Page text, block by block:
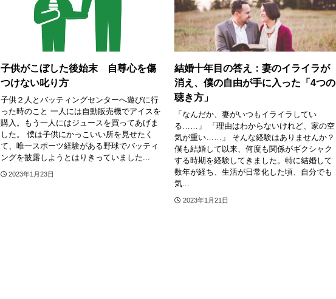
子供がこぼした後始末 自尊心を傷
つけない叱り方
子供２人とバッティングセンターへ遊びに行
った時のこと 一人には自動販売機でアイスを
購入。もう一人にはジュースを買ってあげま
した。 僕は子供にかっこいい所を見せたく
て、唯一スポーツ経験がある野球でバッティ
ングを披露しようとはりきっていました...
2023年1月23日
結婚十年目の答え：妻のイライラが
消え、僕の自由が手に入った「4つの
聴き方」
「なんだか、妻がいつもイライラしてい
る……」 「理由はわからないけれど、家の空
気が重い……」 そんな経験はありませんか？
僕も結婚して以来、何度も関係がギクシャク
する時期を経験してきました。特に結婚して
数年が経ち、生活が日常化した頃、自分でも
気...
2023年1月21日